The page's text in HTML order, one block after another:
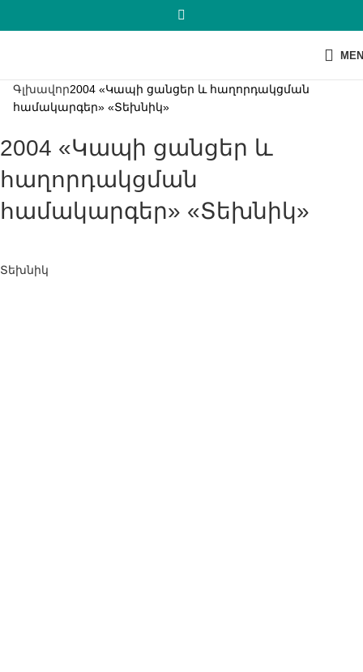
Գլխավոր2004 «Կապի ցանցեր և հաղորդակցման
համակարգեր» «Տեխնիկ»
2004 «Կապի ցանցեր և
հաղորդակցման
համակարգեր» «Տեխնիկ»
Տեխնիկ